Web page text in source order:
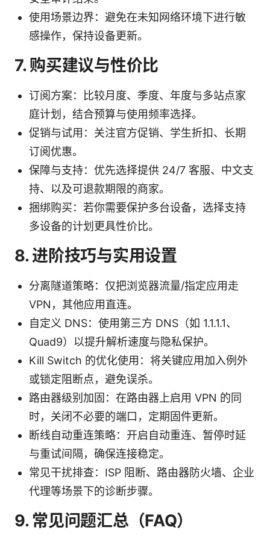
使用场景边界：避免在未知网络环境下进行敏
感操作，保持设备更新。
7. 购买建议与性价比
订阅方案：比较月度、季度、年度与多站点家
庭计划，结合预算与使用频率选择。
促销与试用：关注官方促销、学生折扣、长期
订阅优惠。
保障与支持：优先选择提供 24/7 客服、中文支
持、以及可退款期限的商家。
捆绑购买：若你需要保护多台设备，选择支持
多设备的计划更具性价比。
8. 进阶技巧与实用设置
分离隧道策略：仅把浏览器流量/指定应用走
VPN，其他应用直连。
自定义 DNS：使用第三方 DNS（如 1.1.1.1、
Quad9）以提升解析速度与隐私保护。
Kill Switch 的优化使用：将关键应用加入例外
或锁定阻断点，避免误杀。
路由器级别加固：在路由器上启用 VPN 的同
时，关闭不必要的端口，定期固件更新。
断线自动重连策略：开启自动重连、暂停时延
与重试间隔，确保连接稳定。
常见干扰排查：ISP 阻断、路由器防火墙、企业
代理等场景下的诊断步骤。
9. 常见问题汇总（FAQ）